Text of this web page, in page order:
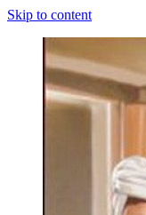
Skip to content